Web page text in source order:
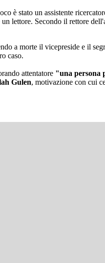
è stato un assistente
lettore. Secondo il rettore
a morte il vicepreside e il
caso.
attentatore "una persona
Gulen, motivazione con cui